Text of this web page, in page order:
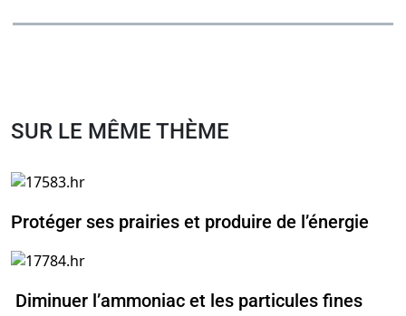
SUR LE MÊME THÈME
Protéger ses prairies et produire de l’énergie
Diminuer l’ammoniac et les particules fines